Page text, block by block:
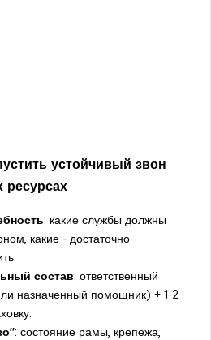
устойчивый звон
ресурсах
: какие службы должны
какие - достаточно
состав: ответственный
назначенный помощник) + 1-2
: состояние рамы, крепежа,